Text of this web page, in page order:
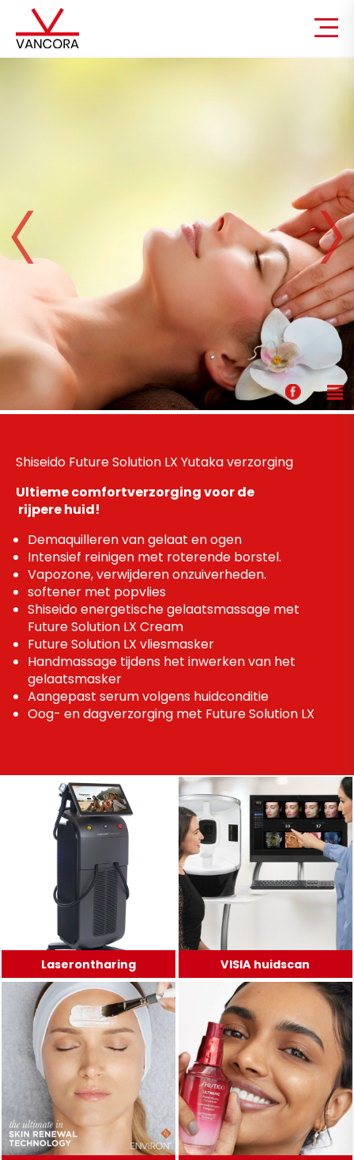
Shiseido Future Solution LX Yutaka verzorging
Ultieme comfortverzorging voor de
rijpere huid!
Demaquilleren van gelaat en ogen
Intensief reinigen met roterende borstel.
Vapozone, verwijderen onzuiverheden.
softener met popvlies
Shiseido energetische gelaatsmassage met
Future Solution LX Cream
Future Solution LX vliesmasker
Handmassage tijdens het inwerken van het
gelaatsmasker
Aangepast serum volgens huidconditie
Oog- en dagverzorging met Future Solution LX
Laserontharing VISIA huidscan